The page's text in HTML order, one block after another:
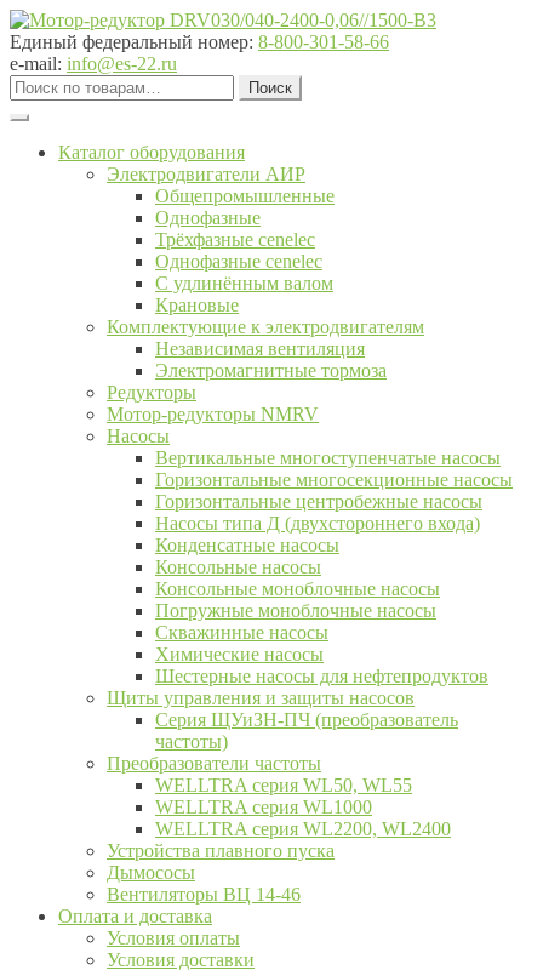
Перейти
к
навигации
Перейти
к
содержимому
Единый федеральный номер: 8-800-301-58-66
e-mail: info@es-22.ru
Искать:
Поиск
Каталог оборудования
Электродвигатели АИР
Общепромышленные
Однофазные
Трёхфазные cenelec
Однофазные cenelec
С удлинённым валом
Крановые
Комплектующие к электродвигателям
Независимая вентиляция
Электромагнитные тормоза
Редукторы
Мотор-редукторы NMRV
Насосы
Вертикальные многоступенчатые насосы
Горизонтальные многосекционные насосы
Горизонтальные центробежные насосы
Насосы типа Д (двухстороннего входа)
Конденсатные насосы
Консольные насосы
Консольные моноблочные насосы
Погружные моноблочные насосы
Скважинные насосы
Химические насосы
Шестерные насосы для нефтепродуктов
Щиты управления и защиты насосов
Серия ЩУиЗН-ПЧ (преобразователь
частоты)
Преобразователи частоты
WELLTRA cерия WL50, WL55
WELLTRA cерия WL1000
WELLTRA серия WL2200, WL2400
Устройства плавного пуска
Дымососы
Вентиляторы ВЦ 14-46
Оплата и доставка
Условия оплаты
Условия доставки